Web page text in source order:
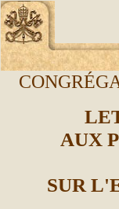
CONGRÉ
AUX
SUR